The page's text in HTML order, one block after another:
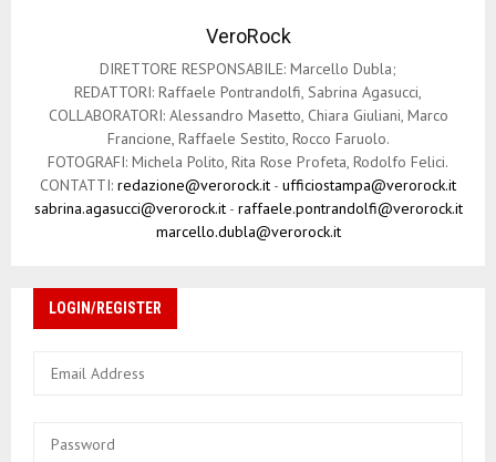
VeroRock
DIRETTORE RESPONSABILE: Marcello Dubla;
REDATTORI: Raffaele Pontrandolfi, Sabrina Agasucci,
COLLABORATORI: Alessandro Masetto, Chiara Giuliani, Marco
Francione, Raffaele Sestito, Rocco Faruolo.
FOTOGRAFI: Michela Polito, Rita Rose Profeta, Rodolfo Felici.
CONTATTI: redazione@verorock.it - ufficiostampa@verorock.it
sabrina.agasucci@verorock.it- raffaele.pontrandolfi@verorock.it
marcello.dubla@verorock.it
LOGIN/REGISTER